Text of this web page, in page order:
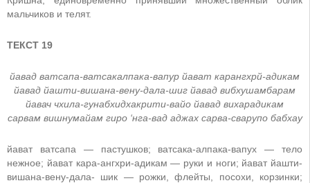
мальчиков и телят.
ТЕКСТ 19
йавад ватсапа-ватсакалпака-вапур йават карангхрй-адикам
йавад йашти-вишана-вену-дала-шиг йавад вибхушамбарам
йавач чхила-гунабхидхакрити-вайо йавад вихарадикам
сарвам вишнумайам гиро ‘нга-вад аджах сарва-сварупо бабхау
йават ватсапа — пастушков; ватсака-алпака-вапух — тело
нежное; йават кара-ангхри-адикам — руки и ноги; йават йашти-
вишана-вену-дала- шик — рожки, флейты, посохи, корзинки;